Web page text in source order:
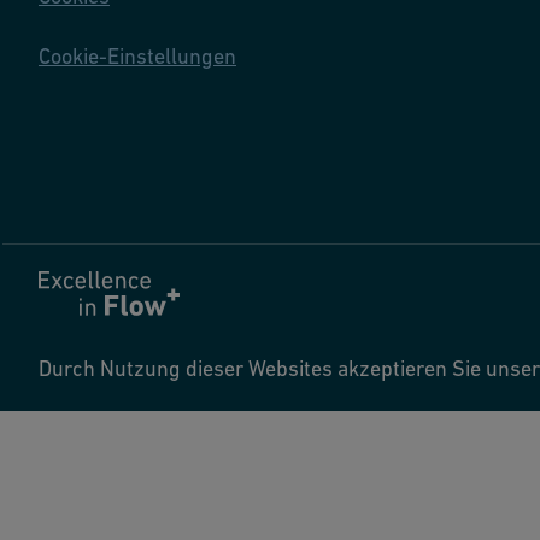
Cookie-Einstellungen
Durch Nutzung dieser Websites akzeptieren Sie